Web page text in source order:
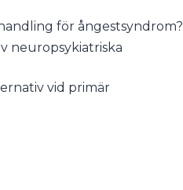
för ångestsyndrom?
neuropsykiatriska
vid primär